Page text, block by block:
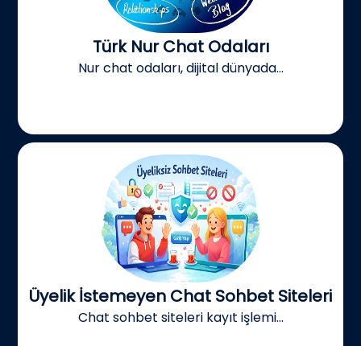
Türk Nur Chat Odaları
Nur chat odaları, dijital dünyada...
Üyelik İstemeyen Chat Sohbet Siteleri
Chat sohbet siteleri kayıt işlemi...